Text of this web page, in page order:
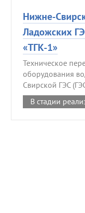
Нижне-
Ладожских
«ТГК-1»
Техническое
оборудования
Свирской ГЭС
В стадии